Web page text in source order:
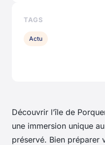
Découvrir l’île de
une immersion unique
préservé. Bien préparer
TAGS
Actu